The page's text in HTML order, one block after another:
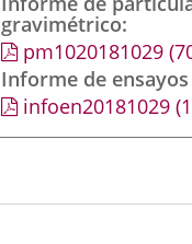
gravimétrico
pm1020181029
Informe de ensayos
infoen20181029